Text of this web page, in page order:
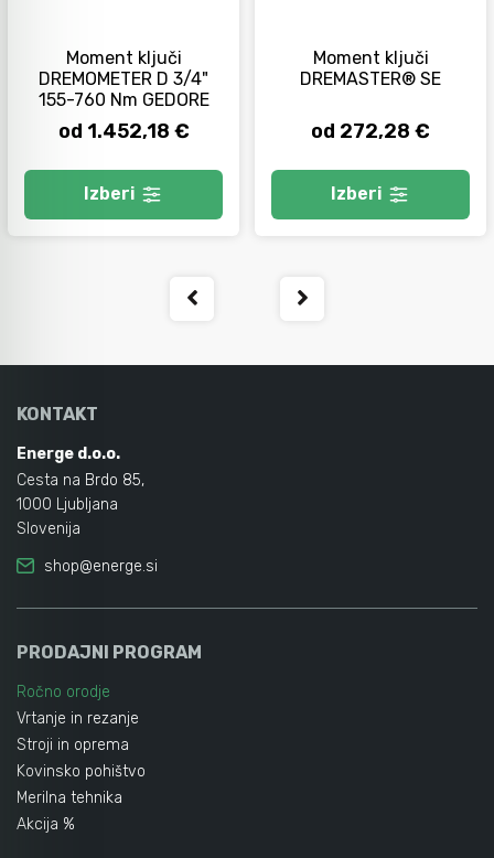
Moment ključi
DREMOMETER D 3/4"
155-760 Nm GEDORE
od 1.452,18 €
Izberi
Moment ključi
DREMASTER® SE
od 272,28 €
Izberi
KONTAKT
Energe d.o.o.
Cesta na Brdo 85,
1000 Ljubljana
Slovenija
shop@energe.si
PRODAJNI PROGRAM
Ročno orodje
Vrtanje in rezanje
Stroji in oprema
Kovinsko pohištvo
Merilna tehnika
Akcija %